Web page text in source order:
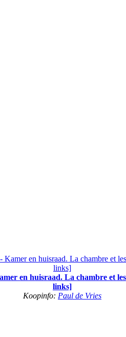
en huisraad. La chambre et
links]
Koopinfo: Paul de Vries